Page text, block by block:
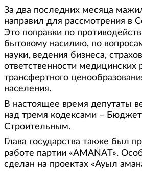
За два последних месяца
направил для рассмотрения в
Это поправки по
бытовому насилию, по
науки, ведения бизнеса,
ответственности медицинских
трансфертного
населения.
В настоящее время депутаты
над тремя кодексами –
Строительным.
Глава государства также был
работе партии «AMANAT».
сделан на проектах «Ауыл